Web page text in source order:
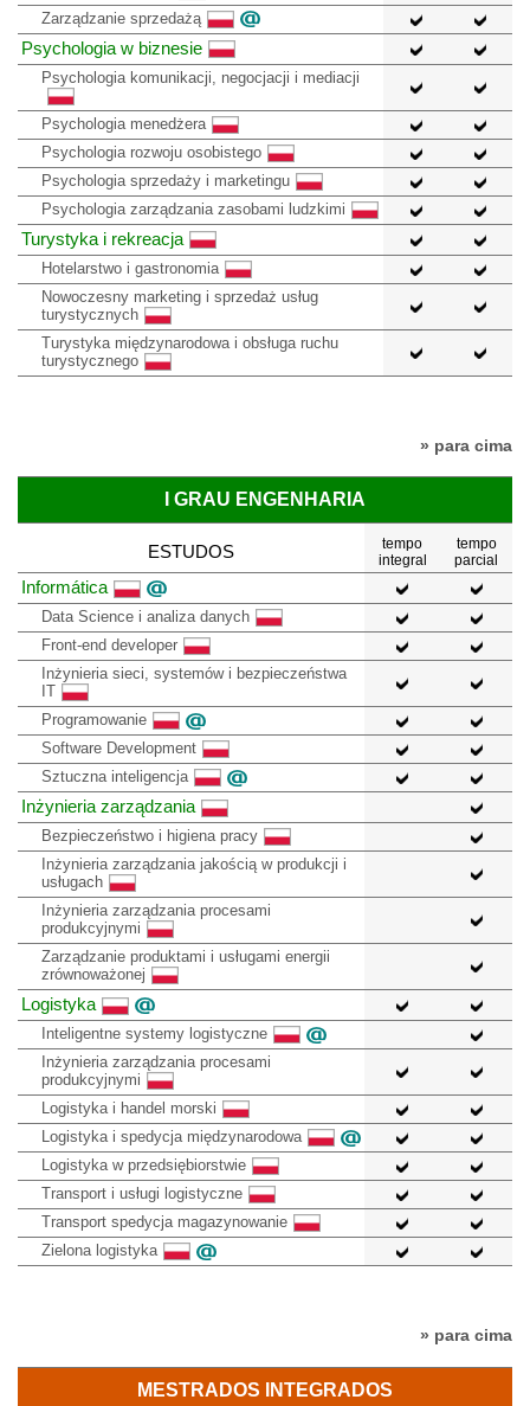
Zarządzanie sprzedażą
Psychologia w biznesie
Psychologia komunikacji, negocjacji i mediacji
Psychologia menedżera
Psychologia rozwoju osobistego
Psychologia sprzedaży i marketingu
Psychologia zarządzania zasobami ludzkimi
Turystyka i rekreacja
Hotelarstwo i gastronomia
Nowoczesny marketing i sprzedaż usług
turystycznych
Turystyka międzynarodowa i obsługa ruchu
turystycznego
» para cima
I GRAU ENGENHARIA
ESTUDOS
tempo
integral
tempo
parcial
Informática
Data Science i analiza danych
Front-end developer
Inżynieria sieci, systemów i bezpieczeństwa
IT
Programowanie
Software Development
Sztuczna inteligencja
Inżynieria zarządzania
Bezpieczeństwo i higiena pracy
Inżynieria zarządzania jakością w produkcji i
usługach
Inżynieria zarządzania procesami
produkcyjnymi
Zarządzanie produktami i usługami energii
zrównoważonej
Logistyka
Inteligentne systemy logistyczne
Inżynieria zarządzania procesami
produkcyjnymi
Logistyka i handel morski
Logistyka i spedycja międzynarodowa
Logistyka w przedsiębiorstwie
Transport i usługi logistyczne
Transport spedycja magazynowanie
Zielona logistyka
» para cima
MESTRADOS INTEGRADOS